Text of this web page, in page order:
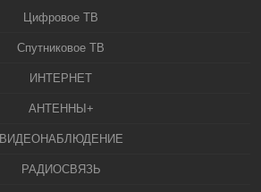
Цифровое ТВ
Спутниковое ТВ
ИНТЕРНЕТ
АНТЕННЫ+
ВИДЕОНАБЛЮДЕНИЕ
РАДИОСВЯЗЬ